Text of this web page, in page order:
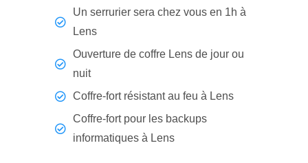
Un serrurier sera chez vous en 1h à
Lens
Ouverture de coffre Lens de jour ou
nuit
Coffre-fort résistant au feu à Lens
Coffre-fort pour les backups
informatiques à Lens